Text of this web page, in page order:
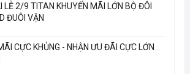
LỄ 2/9 TITAN KHUYẾN MÃI LỚN BỘ ĐÔI
ĐUÔI VẶN
CỰC KHỦNG - NHẬN ƯU ĐÃI CỰC LỚN